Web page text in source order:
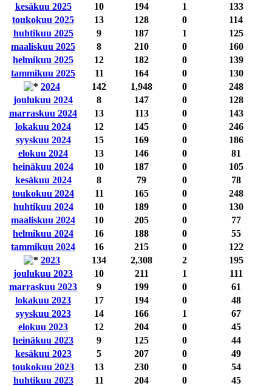
kesäkuu 2025
10 194 1
133
toukokuu 2025
13 128 0
114
huhtikuu 2025
9 187 1
125
maaliskuu 2025
8 210 0
160
helmikuu 2025
12 182 0
139
tammikuu 2025
11 164 0
130
2024
142 1,948 0
248
joulukuu 2024
8 147 0
128
marraskuu 2024
13 113 0
143
lokakuu 2024
12 145 0
246
syyskuu 2024
15 169 0
186
elokuu 2024
13 146 0
81
heinäkuu 2024
10 187 0
105
kesäkuu 2024
8 79 0
78
toukokuu 2024
11 165 0
248
huhtikuu 2024
10 189 0
130
maaliskuu 2024
10 205 0
77
helmikuu 2024
16 188 0
55
tammikuu 2024
16 215 0
122
2023
134 2,308 2
195
joulukuu 2023
10 211 1
111
marraskuu 2023
9 199 0
61
lokakuu 2023
17 194 0
48
syyskuu 2023
14 166 1
67
elokuu 2023
12 204 0
45
heinäkuu 2023
9 125 0
44
kesäkuu 2023
5 207 0
49
toukokuu 2023
13 230 0
54
huhtikuu 2023
11 204 0
45